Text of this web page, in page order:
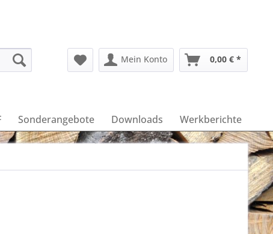
Mein Konto 0,00 € *
Sonderangebote Downloads Werkberichte